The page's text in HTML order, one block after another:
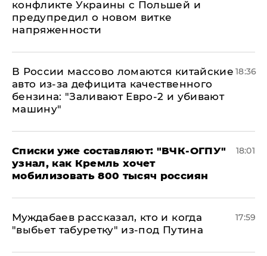
конфликте Украины с Польшей и
предупредил о новом витке
напряженности
В России массово ломаются китайские
авто из-за дефицита качественного
бензина: "Заливают Евро-2 и убивают
машину"
18:36
Списки уже составляют: "ВЧК-ОГПУ"
узнал, как Кремль хочет
мобилизовать 800 тысяч россиян
18:01
Муждабаев рассказал, кто и когда
"выбьет табуретку" из-под Путина
17:59